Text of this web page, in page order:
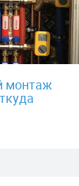
монтаж